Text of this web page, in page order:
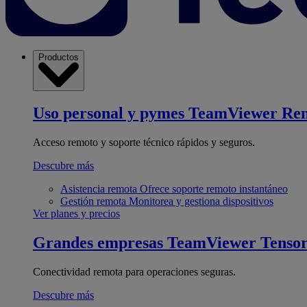
Productos
Uso personal y pymes TeamViewer
Acceso remoto y soporte técnico rápidos y seguros.
Descubre más
Asistencia remota Ofrece soporte remoto instantáneo
Gestión remota Monitorea y gestiona dispositivos
Ver planes y precios
Grandes empresas TeamViewer Tensor
Conectividad remota para operaciones seguras.
Descubre más